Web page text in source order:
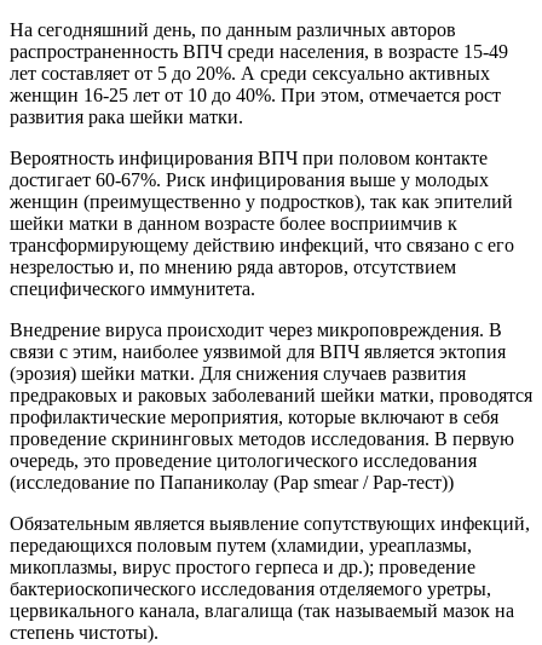
На сегодняшний день, по данным различных авторов
распространенность ВПЧ среди населения, в возрасте 15-49
лет составляет от 5 до 20%. А среди сексуально активных
женщин 16-25 лет от 10 до 40%. При этом, отмечается рост
развития рака шейки матки.
Вероятность инфицирования ВПЧ при половом контакте
достигает 60-67%. Риск инфицирования выше у молодых
женщин (преимущественно у подростков), так как эпителий
шейки матки в данном возрасте более восприимчив к
трансформирующему действию инфекций, что связано с его
незрелостью и, по мнению ряда авторов, отсутствием
специфического иммунитета.
Внедрение вируса происходит через микроповреждения. В
связи с этим, наиболее уязвимой для ВПЧ является эктопия
(эрозия) шейки матки. Для снижения случаев развития
предраковых и раковых заболеваний шейки матки, проводятся
профилактические мероприятия, которые включают в себя
проведение скрининговых методов исследования. В первую
очередь, это проведение цитологического исследования
(исследование по Папаниколау (Pap smear / Рар-тест))
Обязательным является выявление сопутствующих инфекций,
передающихся половым путем (хламидии, уреаплазмы,
микоплазмы, вирус простого герпеса и др.); проведение
бактериоскопического исследования отделяемого уретры,
цервикального канала, влагалища (так называемый мазок на
степень чистоты).